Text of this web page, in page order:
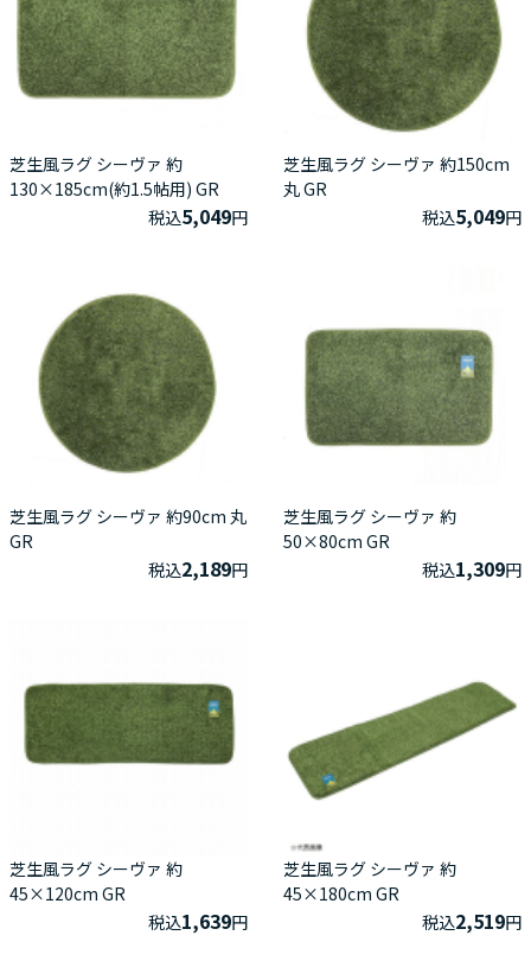
芝生風ラグ シーヴァ 約
130×185cm(約1.5帖用) GR
税込5,049円
芝生風ラグ シーヴァ 約150cm
丸 GR
税込5,049円
芝生風ラグ シーヴァ 約90cm 丸
GR
税込2,189円
芝生風ラグ シーヴァ 約
50×80cm GR
税込1,309円
芝生風ラグ シーヴァ 約
45×120cm GR
税込1,639円
芝生風ラグ シーヴァ 約
45×180cm GR
税込2,519円